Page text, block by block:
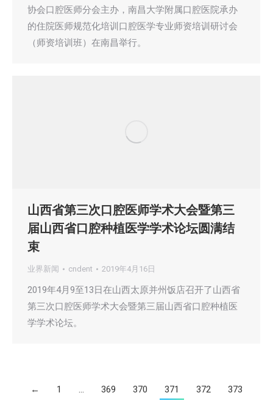
协会口腔医师分会主办，南昌大学附属口腔医院承办
的住院医师规范化培训口腔医学专业师资培训研讨会
（师资培训班）在南昌举行。
山西省第三次口腔医师学术大会暨第三
届山西省口腔种植医学学术论坛圆满结
束
业界新闻 cndent 2019年4月16日
2019年4月9至13日在山西太原并州饭店召开了山西省
第三次口腔医师学术大会暨第三届山西省口腔种植医
学学术论坛。
← 1 … 369 370 371 372 373